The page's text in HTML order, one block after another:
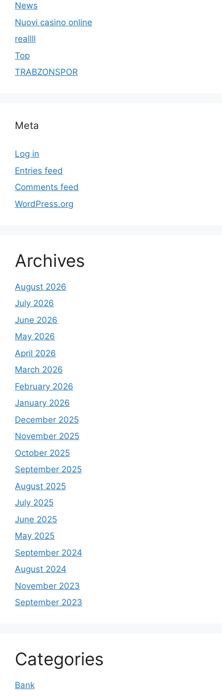
News
Nuovi casino online
reallll
Top
TRABZONSPOR
Meta
Log in
Entries feed
Comments feed
WordPress.org
Archives
August 2026
July 2026
June 2026
May 2026
April 2026
March 2026
February 2026
January 2026
December 2025
November 2025
October 2025
September 2025
August 2025
July 2025
June 2025
May 2025
September 2024
August 2024
November 2023
September 2023
Categories
Bank